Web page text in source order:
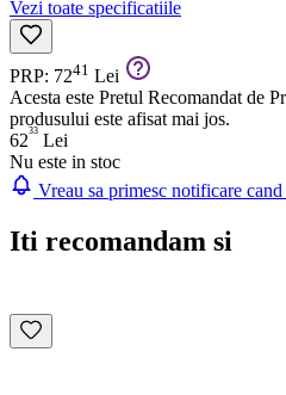
Vezi toate specificatiile
PRP: 7241 Lei
Acesta este Pretul Recomandat de
produsului este afisat mai jos.
6233 Lei
Nu este in stoc
Vreau sa primesc notificare
Iti recomandam si